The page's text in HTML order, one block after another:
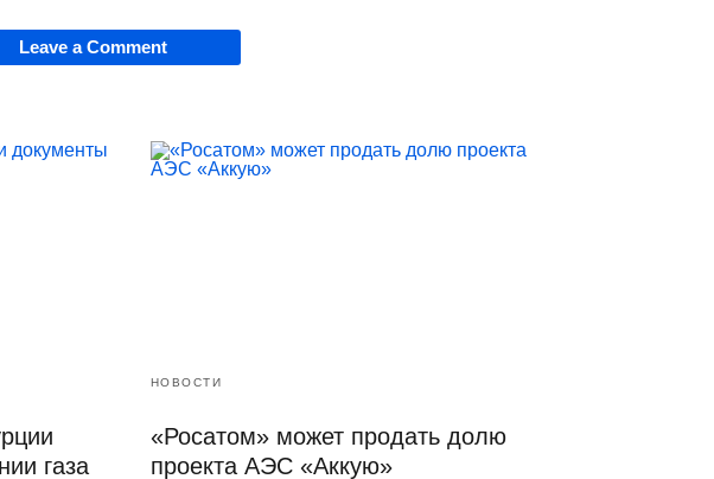
Leave a Comment
газа
НОВОСТИ
«Росатом» может продать долю
проекта АЭС «Аккую»